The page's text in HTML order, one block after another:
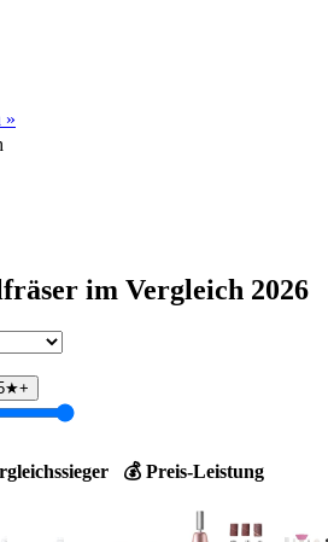
»
im Vergleich 2026
💰 Preis-Leistung